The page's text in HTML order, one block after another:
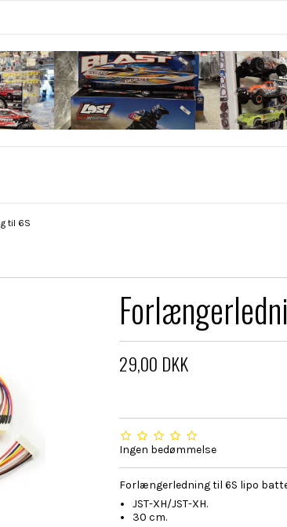
til 6S
29,00 DKK
Ingen bedømmelse
Forlængerledning til 6S lipo
JST-XH/JST-XH.
30 cm.